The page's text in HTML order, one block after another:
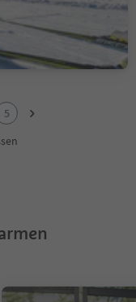
69 m
Aufstieg
0h:00 Min
5